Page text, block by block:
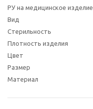
РУ на медицинское изделие
Вид
Стерильность
Плотность изделия
Цвет
Размер
Материал